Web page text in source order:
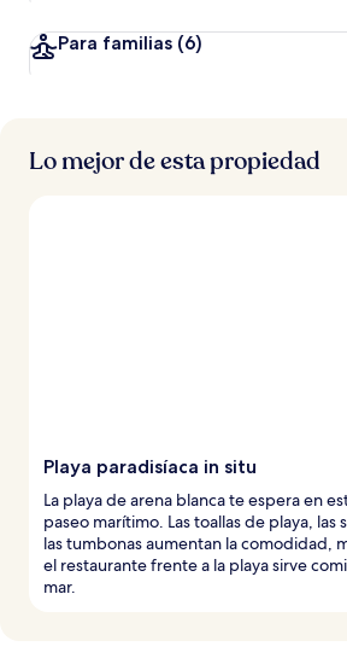
Para familias (6)
Lo mejor de esta propiedad
Playa paradisíaca in situ
La playa de arena blanca te espera en
paseo marítimo. Las toallas de playa, las
las tumbonas aumentan la comodidad,
el restaurante frente a la playa sirve
mar.